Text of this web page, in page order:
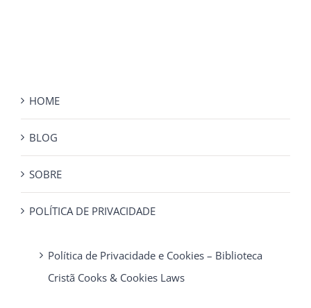
HOME
BLOG
SOBRE
POLÍTICA DE PRIVACIDADE
Política de Privacidade e Cookies – Biblioteca
Cristã Cooks & Cookies Laws